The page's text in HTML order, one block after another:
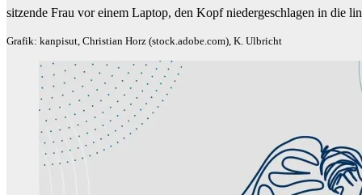
sitzende Frau vor einem Laptop, den Kopf niedergeschlagen in die
Grafik: kanpisut, Christian Horz (stock.adobe.com), K. Ulbricht